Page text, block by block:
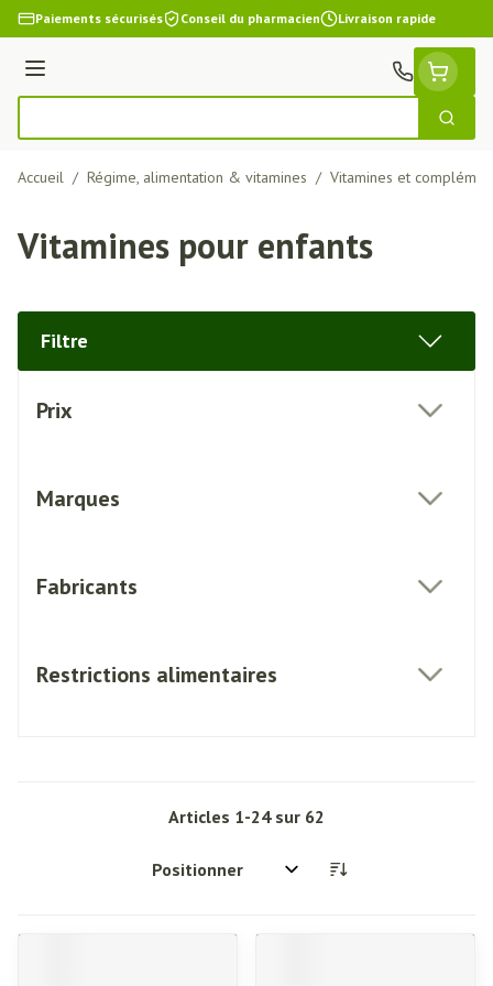
Aller au contenu
Paiements sécurisés Conseil du pharmacien Livraison rapide
Menu
Accueil / Régime, alimentation & vitamines / Vitamines et
Vitamines pour enfants
Filtre
Prix
Marques
Fabricants
Restrictions alimentaires
Articles 1-24sur 62
Trier par: